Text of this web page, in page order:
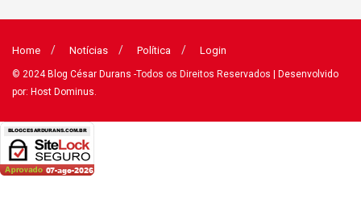
Home Notícias Política Login
© 2024 Blog César Durans -Todos os Direitos Reservados
| Desenvolvido
por: Host Dominus.